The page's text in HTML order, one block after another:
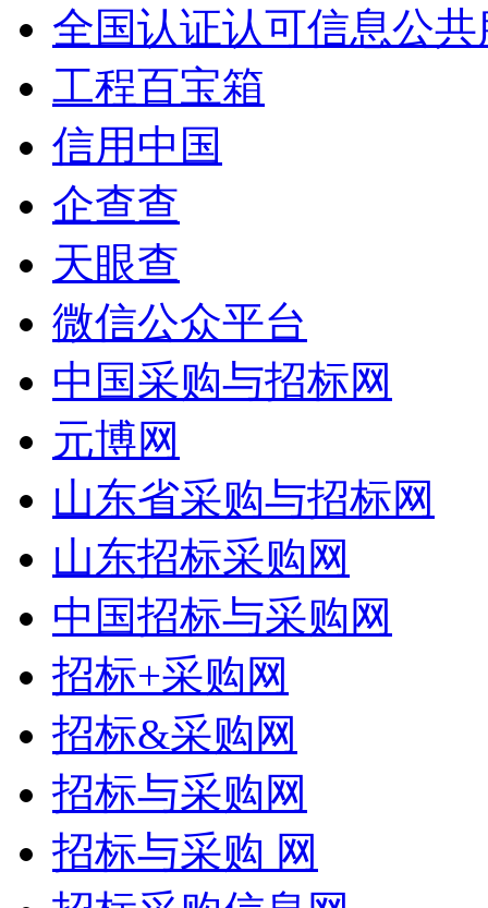
全国认证认可信息公
工程百宝箱
信用中国
企查查
天眼查
微信公众平台
中国采购与招标网
元博网
山东省采购与招标网
山东招标采购网
中国招标与采购网
招标+采购网
招标&采购网
招标与采购网
招标与采购 网